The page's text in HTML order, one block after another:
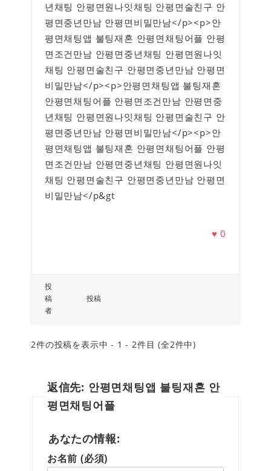
년채팅 안평면원나잇채팅 안평면술친구 안
평면중년만남 안평면비밀만남</p><p>안
평면채팅앱 불팅재혼 안평면채팅어플 안평
면조건만남 안평면중년채팅 안평면원나잇
채팅 안평면술친구 안평면중년만남 안평면
비밀만남</p><p>안평면채팅앱 불팅재혼
안평면채팅어플 안평면조건만남 안평면중
년채팅 안평면원나잇채팅 안평면술친구 안
평면중년만남 안평면비밀만남</p><p>안
평면채팅앱 불팅재혼 안평면채팅어플 안평
면조건만남 안평면중년채팅 안평면원나잇
채팅 안평면술친구 안평면중년만남 안평면
비밀만남</p&gt
♥0
投
稿
者
投稿
2件の投稿を表示中 - 1 - 2件目 (全2件中)
返信先: 안평면채팅앱 불팅재혼 안
평면채팅어플
あなたの情報:
お名前 (必須)